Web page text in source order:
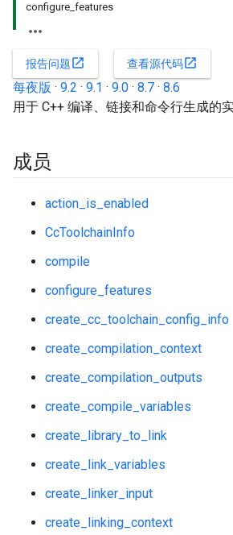
configure_features
报告问题open_in_new 查看源代码open_in_new
每夜版 · 9.2 · 9.1 · 9.0 · 8.7 · 8.6
用于 C++ 编译、链接和命令行生成的实
成员
action_is_enabled
CcToolchainInfo
compile
configure_features
create_cc_toolchain_config_info
create_compilation_context
create_compilation_outputs
create_compile_variables
create_library_to_link
create_link_variables
create_linker_input
create_linking_context